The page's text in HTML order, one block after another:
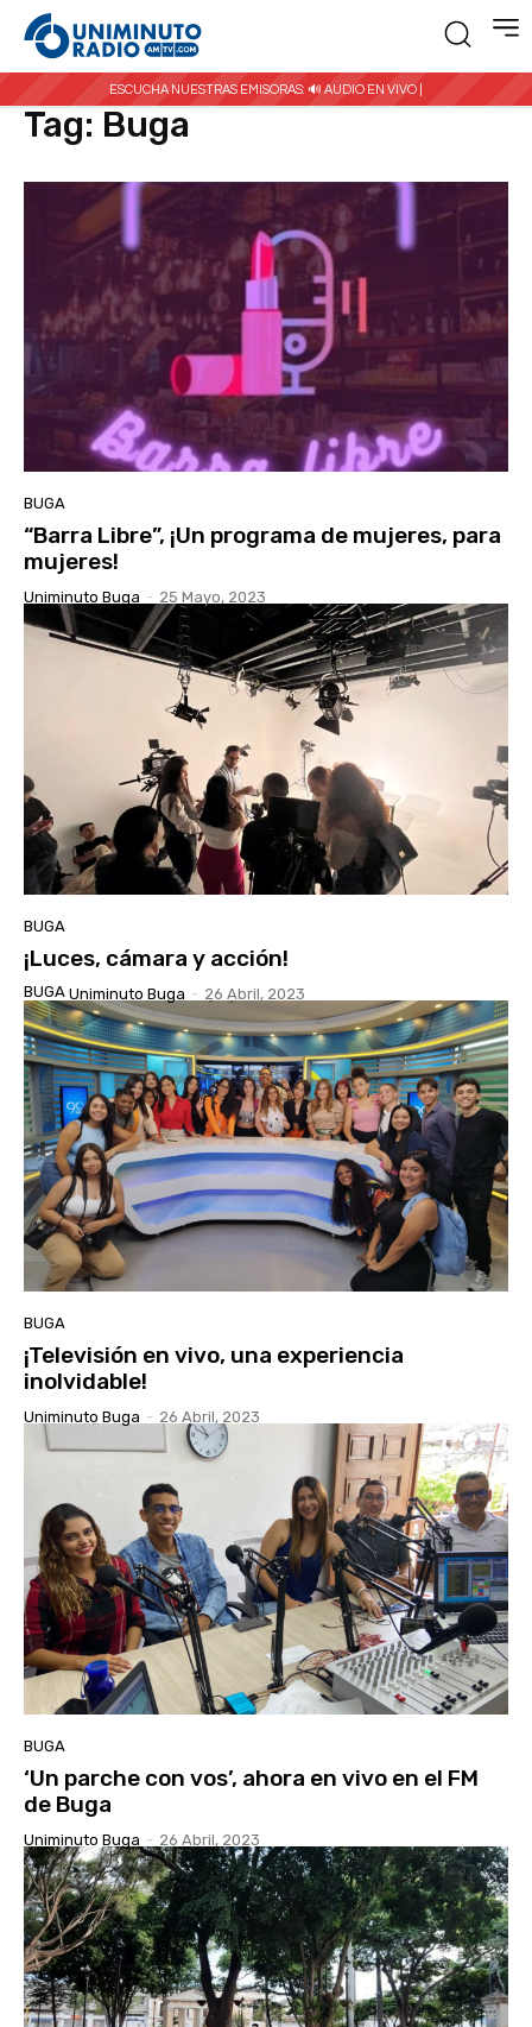
ESCUCHA NUESTRAS EMISORAS: 🔊 AUDIO EN VIVO |
Inicio Etiquetas Buga
Tag: Buga
BUGA
“Barra Libre”, ¡Un programa de mujeres, para
mujeres!
Uniminuto Buga - 25 Mayo, 2023
BUGA
¡Luces, cámara y acción!
BUGA Uniminuto Buga - 26 Abril, 2023
BUGA
¡Televisión en vivo, una experiencia
inolvidable!
Uniminuto Buga - 26 Abril, 2023
BUGA
‘Un parche con vos’, ahora en vivo en el FM
de Buga
Uniminuto Buga - 26 Abril, 2023